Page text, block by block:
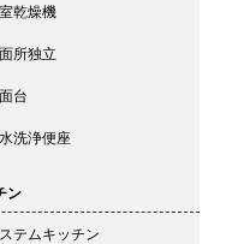
乾燥機
所独立
台
洗浄便座
ン
テムキッチン